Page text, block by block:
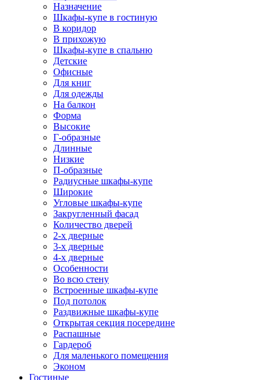
Назначение
Шкафы-купе в гостиную
В коридор
В прихожую
Шкафы-купе в спальню
Детские
Офисные
Для книг
Для одежды
На балкон
Форма
Высокие
Г-образные
Длинные
Низкие
П-образные
Радиусные шкафы-купе
Широкие
Угловые шкафы-купе
Закругленный фасад
Количество дверей
2-х дверные
3-х дверные
4-х дверные
Особенности
Во всю стену
Встроенные шкафы-купе
Под потолок
Раздвижные шкафы-купе
Открытая секция посередине
Распашные
Гардероб
Для маленького помещения
Эконом
Гостиные